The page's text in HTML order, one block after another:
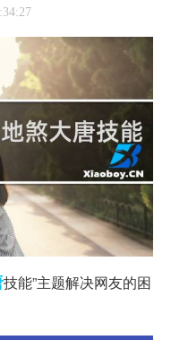
技能”主题解决网友的困